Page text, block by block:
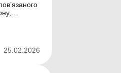
та
в ЄДР
25.02.2026